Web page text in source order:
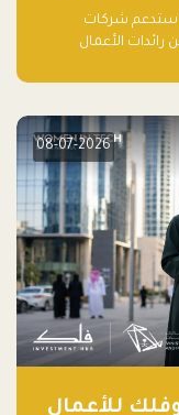
لعام 2026 في المملكة
ستدعم شركات
رائدات الأعمال
08-07-2026
للأعمال